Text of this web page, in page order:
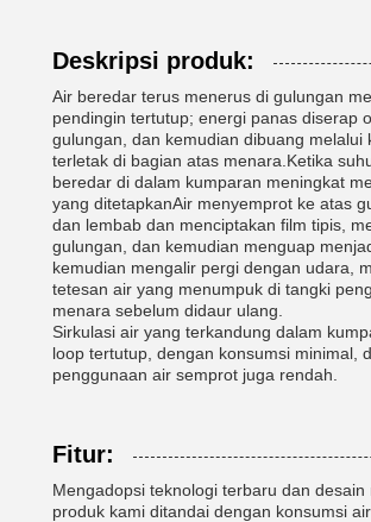
Deskripsi produk:
Air beredar terus menerus di gulungan
pendingin tertutup; energi panas diserap
gulungan, dan kemudian dibuang melalui
terletak di bagian atas menara.Ketika
beredar di dalam kumparan meningkat
yang ditetapkanAir menyemprot ke atas
dan lembab dan menciptakan film tipis,
gulungan, dan kemudian menguap
kemudian mengalir pergi dengan udara,
tetesan air yang menumpuk di tangki
menara sebelum didaur ulang.
Sirkulasi air yang terkandung dalam
loop tertutup, dengan konsumsi minimal,
penggunaan air semprot juga rendah.
Fitur:
Mengadopsi teknologi terbaru dan desain
produk kami ditandai dengan konsumsi